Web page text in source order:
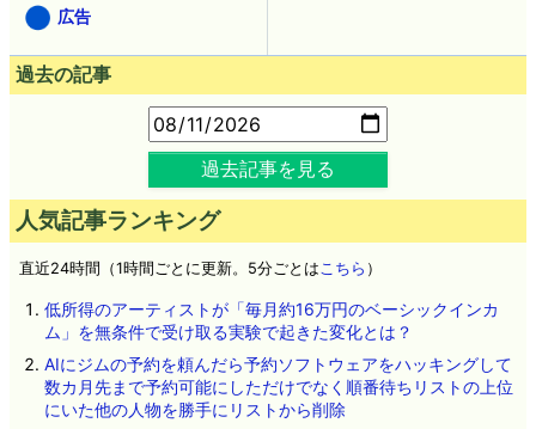
広告
過去の記事
過去記事を見る
人気記事ランキング
直近24時間（1時間ごとに更新。5分ごとは こちら ）
低所得のアーティストが「毎月約16万円のベーシックインカ
ム」を無条件で受け取る実験で起きた変化とは？
AIにジムの予約を頼んだら予約ソフトウェアをハッキングして
数カ月先まで予約可能にしただけでなく順番待ちリストの上位
にいた他の人物を勝手にリストから削除